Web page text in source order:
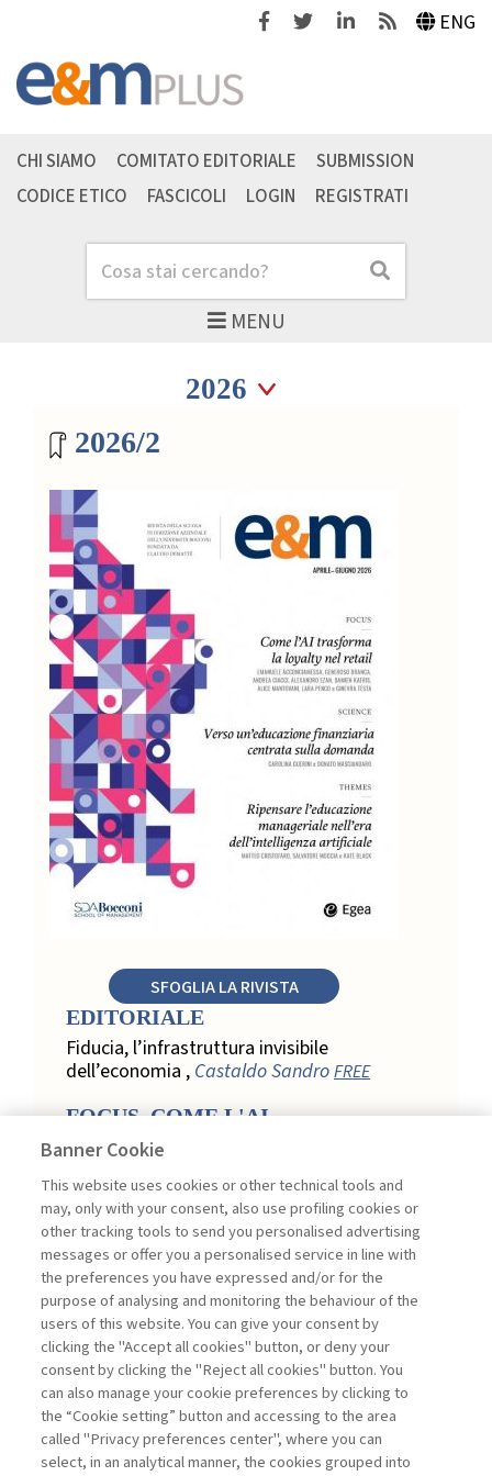
FacebookTwitterLinkedinFeeds ENG
MENU
Cerca Cerca
CHI SIAMO COMITATO EDITORIALE
SUBMISSION
CODICE ETICO
FASCICOLI LOGIN REGISTRATI
Archivio riviste
Seleziona annoSeleziona anno
2026/2
SFOGLIA LA RIVISTA
EDITORIALE
Fiducia, l’infrastruttura invisibile
dell’economia , Castaldo SandroFREE
FOCUS. COME L'AI
TRASFORMA LA LOYALTY
Relazione, personalizzazione e
misurazione: come l’AI trasforma la
loyalty nel retail ,Acconciamessa
Emanuele
Evidenze da uno studio qualitativo nel
retail: loyalty e fiducia nella
trasformazione digitale ,Penco Lara,
Testa Ginevra
Touchpoint ed enabler nella loyalty
digitale: un modello per progettare la
relazione con il cliente ,Ciacci Andrea,
Banner Cookie
This website uses cookies or other technical tools and
may, only with your consent, also use profiling cookies or
other tracking tools to send you personalised advertising
messages or offer you a personalised service in line with
the preferences you have expressed and/or for the
purpose of analysing and monitoring the behaviour of the
users of this website. You can give your consent by
clicking the "Accept all cookies" button, or deny your
consent by clicking the "Reject all cookies" button. You
can also manage your cookie preferences by clicking to
the “Cookie setting” button and accessing to the area
called "Privacy preferences center", where you can
select, in an analytical manner, the cookies grouped into